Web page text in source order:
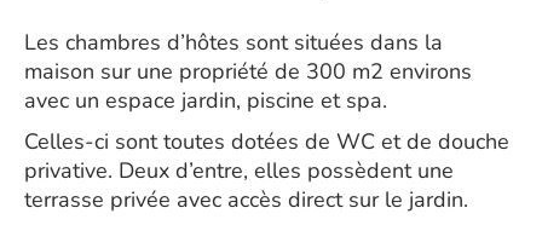
Les chambres d’hôtes sont situées dans la
maison sur une propriété de 300 m2 environs
avec un espace jardin, piscine et spa.
Celles-ci sont toutes dotées de WC et de douche
privative. Deux d’entre, elles possèdent une
terrasse privée avec accès direct sur le jardin.